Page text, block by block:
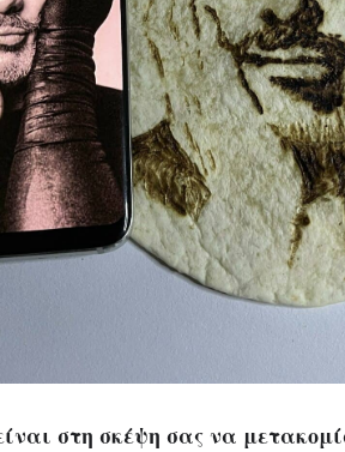
στη σκέψη σας να